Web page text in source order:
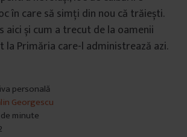
în care să simți din nou că trăiești.
aici și cum a trecut de la oamenii
la Primăria care-l administrează azi.
personală
Georgescu
minute